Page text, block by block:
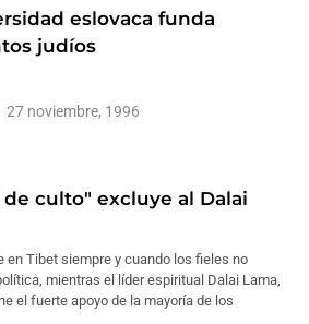
eslovaca funda
judíos
27 noviembre, 1996
de culto" excluye al Dalai
en Tibet siempre y cuando los fieles no
mientras el líder espiritual Dalai Lama,
el fuerte apoyo de la mayoría de los